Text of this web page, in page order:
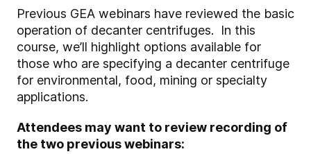
Previous GEA webinars have reviewed the basic
operation of decanter centrifuges. In this
course, we’ll highlight options available for
those who are specifying a decanter centrifuge
for environmental, food, mining or specialty
applications.
Attendees may want to review recording of
the two previous webinars: